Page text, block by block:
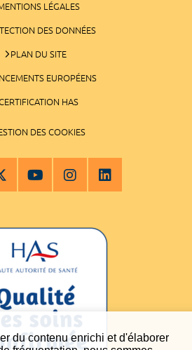
du contenu enrichi et d'élaborer
LÉGALES
DES DONNÉES
PLAN DU SITE
EUROPÉENS
HAS
DES COOKIES